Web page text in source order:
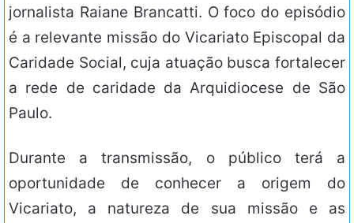
jornalista Raiane Brancatti. O foco do episódio
é a relevante missão do Vicariato Episcopal da
Caridade Social, cuja atuação busca fortalecer
a rede de caridade da Arquidiocese de São
Paulo.
Durante a transmissão, o público terá a
oportunidade de conhecer a origem do
Vicariato, a natureza de sua missão e as